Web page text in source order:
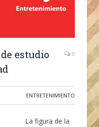
estudio
0
ENTRETENIMIENTO
La figura de la